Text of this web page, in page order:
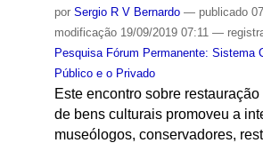
por Sergio R V Bernardo — publicado
modificação19/09/2019 07:11 —
Pesquisa Fórum Permanente: Sistema
Público e o Privado
Este encontro sobre
de bens culturais promoveu a
museólogos, conservadores,